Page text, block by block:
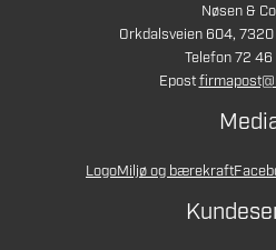
Nøsen &
Orkdalsveien 604,
Telefon 72
Epost
LogoMiljø og bærekraft